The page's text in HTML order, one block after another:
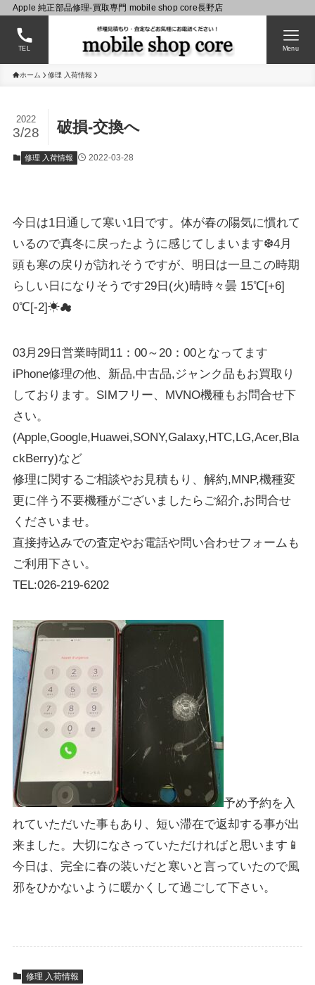
Apple 純正部品修理-買取専門 mobile shop core長野店
TEL Menu
ホーム 修理 入荷情報
破損-交換へ
2022
3/28
修理 入荷情報 2022-03-28
今日は1日通して寒い1日です。体が春の陽気に慣れて
いるので真冬に戻ったように感じてしまいます❆4月
頭も寒の戻りが訪れそうですが、明日は一旦この時期
らしい日になりそうです29日(火)晴時々曇 15℃[+6]
0℃[-2]☀☁
03月29日営業時間11：00～20：00となってます
iPhone修理の他、新品,中古品,ジャンク品もお買取り
しております。SIMフリー、MVNO機種もお問合せ下
さい。
(Apple,Google,Huawei,SONY,Galaxy,HTC,LG,Acer,Bla
ckBerry)など
修理に関するご相談やお見積もり、解約,MNP,機種変
更に伴う不要機種がございましたらご紹介,お問合せ
くださいませ。
直接持込みでの査定やお電話や問い合わせフォームも
ご利用下さい。
TEL:026-219-6202
予め予約を入
れていただいた事もあり、短い滞在で返却する事が出
来ました。大切になさっていただければと思います📱
今日は、完全に春の装いだと寒いと言っていたので風
邪をひかないように暖かくして過ごして下さい。
修理 入荷情報